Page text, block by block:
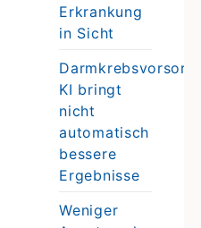
Erkrankung
in Sicht
Darmkrebsvorsorge:
KI bringt
nicht
automatisch
bessere
Ergebnisse
Weniger